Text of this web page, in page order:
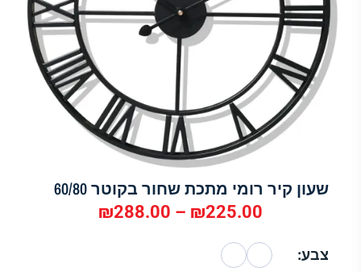
שעון קיר רומי מתכת שחור בקוטר 60/80
₪225.00
–
₪288.00
צבע: